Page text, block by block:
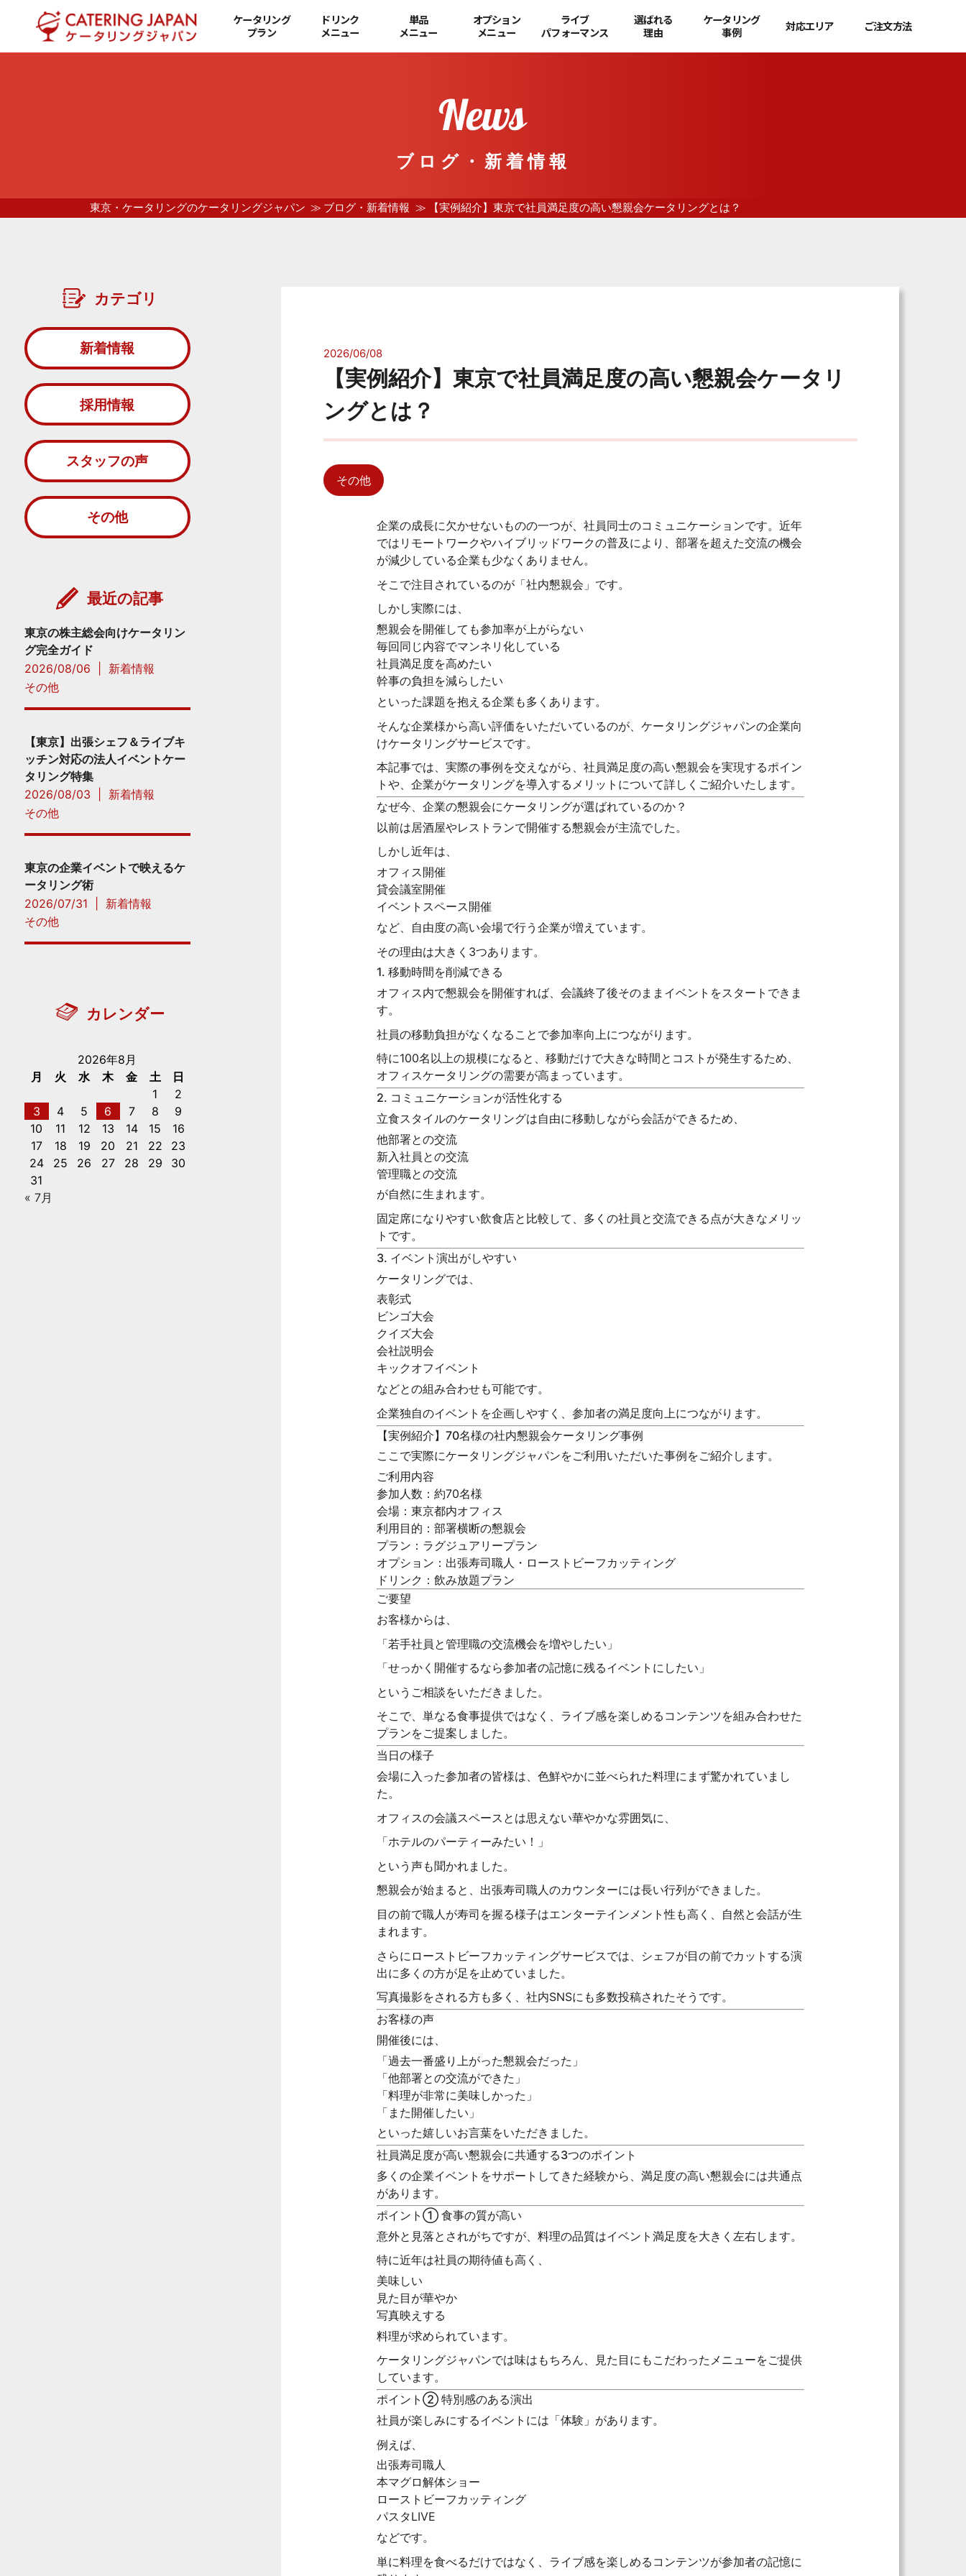
ケータリング
プラン
ドリンク
メニュー
単品
メニュー
オプション
メニュー
ライブ
パフォーマンス
選ばれる
理由
ケータリング
事例
対応エリア ご注文方法
ブログ・新着情報
東京・ケータリングのケータリングジャパン ブログ・新着情報 【実例紹介】東京で社員満足度の高い懇親会ケータリングとは？
2026/06/08
【実例紹介】東京で社員満足度の高い懇親会ケータリ
ングとは？
その他
企業の成長に欠かせないものの一つが、社員同士のコミュニケーションです。近年
ではリモートワークやハイブリッドワークの普及により、部署を超えた交流の機会
が減少している企業も少なくありません。
そこで注目されているのが「社内懇親会」です。
しかし実際には、
懇親会を開催しても参加率が上がらない
毎回同じ内容でマンネリ化している
社員満足度を高めたい
幹事の負担を減らしたい
といった課題を抱える企業も多くあります。
そんな企業様から高い評価をいただいているのが、ケータリングジャパンの企業向
けケータリングサービスです。
本記事では、実際の事例を交えながら、社員満足度の高い懇親会を実現するポイン
トや、企業がケータリングを導入するメリットについて詳しくご紹介いたします。
なぜ今、企業の懇親会にケータリングが選ばれているのか？
以前は居酒屋やレストランで開催する懇親会が主流でした。
しかし近年は、
オフィス開催
貸会議室開催
イベントスペース開催
など、自由度の高い会場で行う企業が増えています。
その理由は大きく3つあります。
1. 移動時間を削減できる
オフィス内で懇親会を開催すれば、会議終了後そのままイベントをスタートできま
す。
社員の移動負担がなくなることで参加率向上につながります。
特に100名以上の規模になると、移動だけで大きな時間とコストが発生するため、
オフィスケータリングの需要が高まっています。
2. コミュニケーションが活性化する
立食スタイルのケータリングは自由に移動しながら会話ができるため、
他部署との交流
新入社員との交流
管理職との交流
が自然に生まれます。
固定席になりやすい飲食店と比較して、多くの社員と交流できる点が大きなメリッ
トです。
3. イベント演出がしやすい
ケータリングでは、
表彰式
ビンゴ大会
クイズ大会
会社説明会
キックオフイベント
などとの組み合わせも可能です。
企業独自のイベントを企画しやすく、参加者の満足度向上につながります。
【実例紹介】70名様の社内懇親会ケータリング事例
ここで実際にケータリングジャパンをご利用いただいた事例をご紹介します。
ご利用内容
参加人数：約70名様
会場：東京都内オフィス
利用目的：部署横断の懇親会
プラン：ラグジュアリープラン
オプション：出張寿司職人・ローストビーフカッティング
ドリンク：飲み放題プラン
ご要望
お客様からは、
「若手社員と管理職の交流機会を増やしたい」
「せっかく開催するなら参加者の記憶に残るイベントにしたい」
というご相談をいただきました。
そこで、単なる食事提供ではなく、ライブ感を楽しめるコンテンツを組み合わせた
プランをご提案しました。
当日の様子
会場に入った参加者の皆様は、色鮮やかに並べられた料理にまず驚かれていまし
た。
オフィスの会議スペースとは思えない華やかな雰囲気に、
「ホテルのパーティーみたい！」
という声も聞かれました。
懇親会が始まると、出張寿司職人のカウンターには長い行列ができました。
目の前で職人が寿司を握る様子はエンターテインメント性も高く、自然と会話が生
まれます。
さらにローストビーフカッティングサービスでは、シェフが目の前でカットする演
出に多くの方が足を止めていました。
写真撮影をされる方も多く、社内SNSにも多数投稿されたそうです。
お客様の声
開催後には、
「過去一番盛り上がった懇親会だった」
「他部署との交流ができた」
「料理が非常に美味しかった」
「また開催したい」
といった嬉しいお言葉をいただきました。
社員満足度が高い懇親会に共通する3つのポイント
多くの企業イベントをサポートしてきた経験から、満足度の高い懇親会には共通点
があります。
ポイント① 食事の質が高い
意外と見落とされがちですが、料理の品質はイベント満足度を大きく左右します。
特に近年は社員の期待値も高く、
美味しい
見た目が華やか
写真映えする
料理が求められています。
ケータリングジャパンでは味はもちろん、見た目にもこだわったメニューをご提供
しています。
ポイント② 特別感のある演出
社員が楽しみにするイベントには「体験」があります。
例えば、
出張寿司職人
本マグロ解体ショー
ローストビーフカッティング
パスタLIVE
などです。
単に料理を食べるだけではなく、ライブ感を楽しめるコンテンツが参加者の記憶に
カテゴリ
新着情報
採用情報
スタッフの声
その他
最近の記事
東京の株主総会向けケータリン
グ完全ガイド
2026/08/06
新着情報
その他
【東京】出張シェフ＆ライブキ
ッチン対応の法人イベントケー
タリング特集
2026/08/03
新着情報
その他
東京の企業イベントで映えるケ
ータリング術
2026/07/31
新着情報
その他
カレンダー
2026年8月
月
火 水 木 金 土
日
1
2
3
4 5 6 7 8
9
10
11 12 13 14 15
16
17
18 19 20 21 22
23
24
25 26 27 28 29
30
31
« 7月